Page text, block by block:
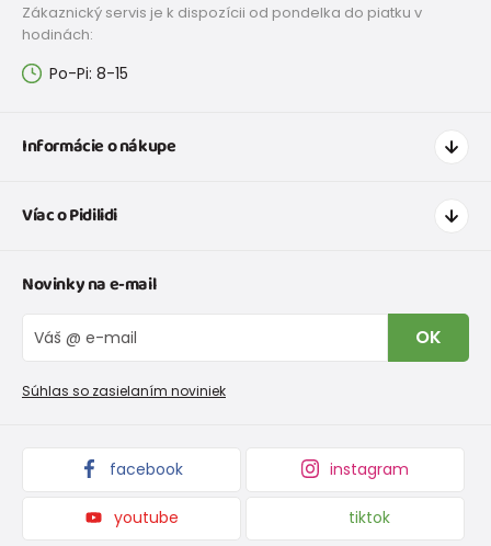
Zákaznický servis je k dispozícii od pondelka do piatku v
hodinách:
Po-Pi: 8-15
Informácie o nákupe
Doprava a platba
Tabuľka veľkostí obuvi
Vrátenie tovaru a reklamacie
Reklamačný poriadok
Nevyzdvihnutá objednávka na dobierku
Víac o Pidilidi
O nás
Blog
Veľkoobchod PiDiLiDi
Kolekcie tovaru
Novinky na e-mail
OK
Súhlas so zasielaním noviniek
facebook instagram
youtube tiktok